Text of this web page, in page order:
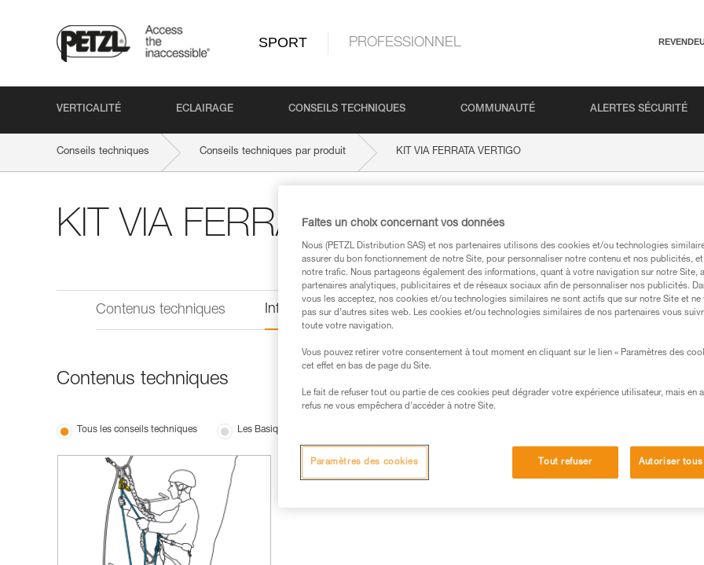
SPORT PROFESSIONNEL
VERTICALITÉ ECLAIRAGE CONSEILS TECHNIQUES COMMUNAUTÉ ALERTES SÉCURITÉ
Conseils techniques Conseils techniques par produit KIT VIA FERRATA VERTIGO
KIT VIA FERRATA VERTIGO
Contenus techniques Informations techniques
Contenus techniques
Tous les conseils techniques Les Basiques
Faites un choix concernant vos données
Nous (PETZL Distribution SAS) et nos partenaires utilisons des cookies et/ou technologies
assurer du bon fonctionnement de notre Site, pour personnaliser notre contenu et nos publicités,
notre trafic. Nous partageons également des informations, quant à votre navigation sur notre Site,
partenaires analytiques, publicitaires et de réseaux sociaux afin de personnaliser nos publicités.
vous les acceptez, nos cookies et/ou technologies similaires ne sont actifs que sur notre Site et ne
pas sur d’autres sites web. Les cookies et/ou technologies similaires de nos partenaires vous
toute votre navigation.
Vous pouvez retirer votre consentement à tout moment en cliquant sur le lien « Paramètres des
cet effet en bas de page du Site.
Le fait de refuser tout ou partie de ces cookies peut dégrader votre expérience utilisateur, mais en
refus ne vous empêchera d’accéder à notre Site.
Tout refuser Autoriser
Paramètres des cookies